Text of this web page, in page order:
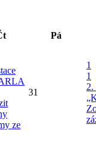
Pá
ze
31
1
1
2.